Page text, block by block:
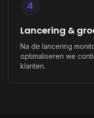
4
Lancering &
Na de lancering
optimaliseren we
klanten.